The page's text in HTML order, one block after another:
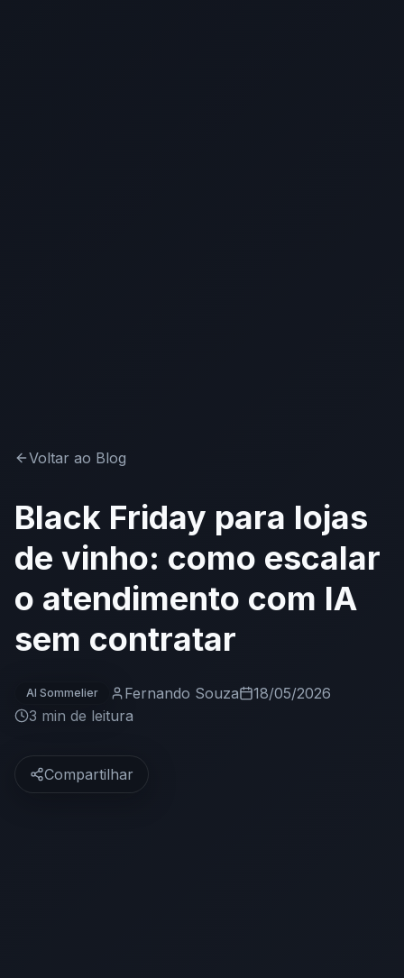
Voltar ao Blog
Black Friday para lojas
de vinho: como escalar
o atendimento com IA
sem contratar
AI Sommelier Fernando Souza
18/05/2026
3 min de leitura
Compartilhar